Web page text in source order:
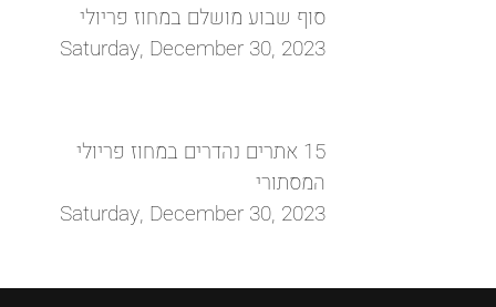
סוף שבוע מושלם במחוז פריולי
Saturday, December 30, 2023
15 אתרים נהדרים במחוז פריולי
המסתורי
Saturday, December 30, 2023